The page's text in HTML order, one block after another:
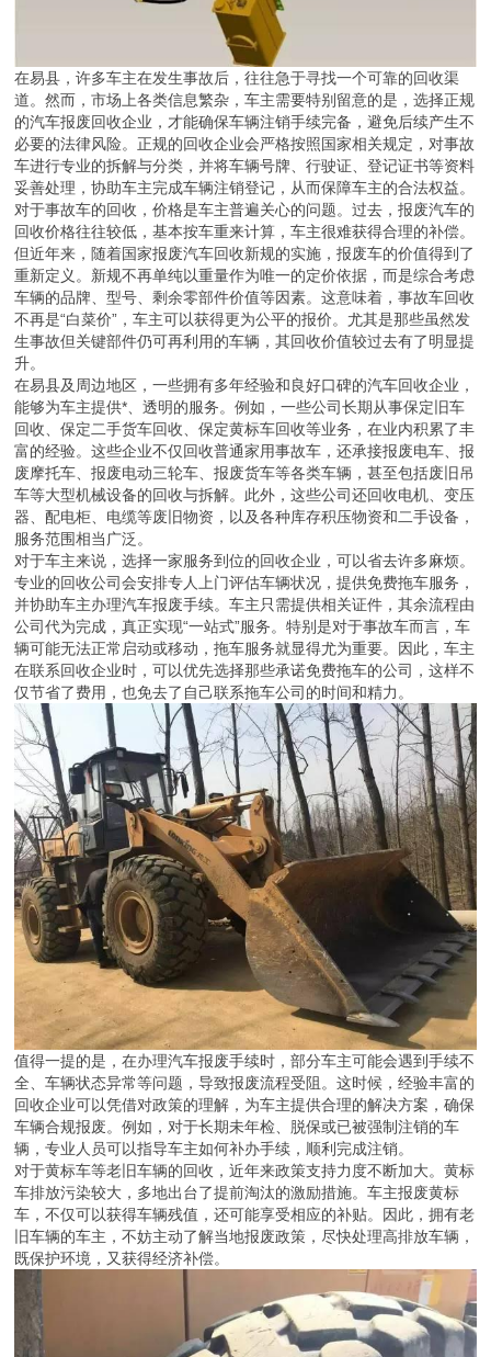
在易县，许多车主在发生事故后，往往急于寻找一个可靠的回收渠
道。然而，市场上各类信息繁杂，车主需要特别留意的是，选择正规
的汽车报废回收企业，才能确保车辆注销手续完备，避免后续产生不
必要的法律风险。正规的回收企业会严格按照国家相关规定，对事故
车进行专业的拆解与分类，并将车辆号牌、行驶证、登记证书等资料
妥善处理，协助车主完成车辆注销登记，从而保障车主的合法权益。
对于事故车的回收，价格是车主普遍关心的问题。过去，报废汽车的
回收价格往往较低，基本按车重来计算，车主很难获得合理的补偿。
但近年来，随着国家报废汽车回收新规的实施，报废车的价值得到了
重新定义。新规不再单纯以重量作为唯一的定价依据，而是综合考虑
车辆的品牌、型号、剩余零部件价值等因素。这意味着，事故车回收
不再是“白菜价”，车主可以获得更为公平的报价。尤其是那些虽然发
生事故但关键部件仍可再利用的车辆，其回收价值较过去有了明显提
升。
在易县及周边地区，一些拥有多年经验和良好口碑的汽车回收企业，
能够为车主提供*、透明的服务。例如，一些公司长期从事保定旧车
回收、保定二手货车回收、保定黄标车回收等业务，在业内积累了丰
富的经验。这些企业不仅回收普通家用事故车，还承接报废电车、报
废摩托车、报废电动三轮车、报废货车等各类车辆，甚至包括废旧吊
车等大型机械设备的回收与拆解。此外，这些公司还回收电机、变压
器、配电柜、电缆等废旧物资，以及各种库存积压物资和二手设备，
服务范围相当广泛。
对于车主来说，选择一家服务到位的回收企业，可以省去许多麻烦。
专业的回收公司会安排专人上门评估车辆状况，提供免费拖车服务，
并协助车主办理汽车报废手续。车主只需提供相关证件，其余流程由
公司代为完成，真正实现“一站式”服务。特别是对于事故车而言，车
辆可能无法正常启动或移动，拖车服务就显得尤为重要。因此，车主
在联系回收企业时，可以优先选择那些承诺免费拖车的公司，这样不
仅节省了费用，也免去了自己联系拖车公司的时间和精力。
值得一提的是，在办理汽车报废手续时，部分车主可能会遇到手续不
全、车辆状态异常等问题，导致报废流程受阻。这时候，经验丰富的
回收企业可以凭借对政策的理解，为车主提供合理的解决方案，确保
车辆合规报废。例如，对于长期未年检、脱保或已被强制注销的车
辆，专业人员可以指导车主如何补办手续，顺利完成注销。
对于黄标车等老旧车辆的回收，近年来政策支持力度不断加大。黄标
车排放污染较大，多地出台了提前淘汰的激励措施。车主报废黄标
车，不仅可以获得车辆残值，还可能享受相应的补贴。因此，拥有老
旧车辆的车主，不妨主动了解当地报废政策，尽快处理高排放车辆，
既保护环境，又获得经济补偿。